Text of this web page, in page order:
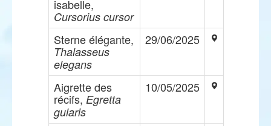
isabelle,
Cursorius cursor
Sterne élégante,
Thalasseus
elegans
29/06/2025
Aigrette des
récifs, Egretta
gularis
10/05/2025